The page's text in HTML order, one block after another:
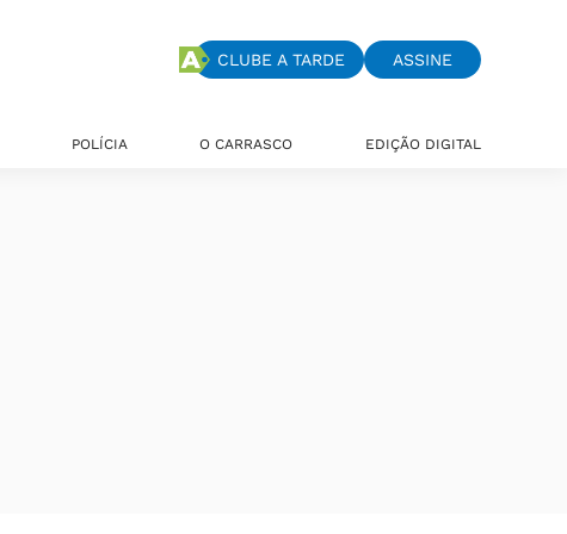
CLUBE A TARDE ASSINE
POLÍCIA O CARRASCO EDIÇÃO DIGITAL